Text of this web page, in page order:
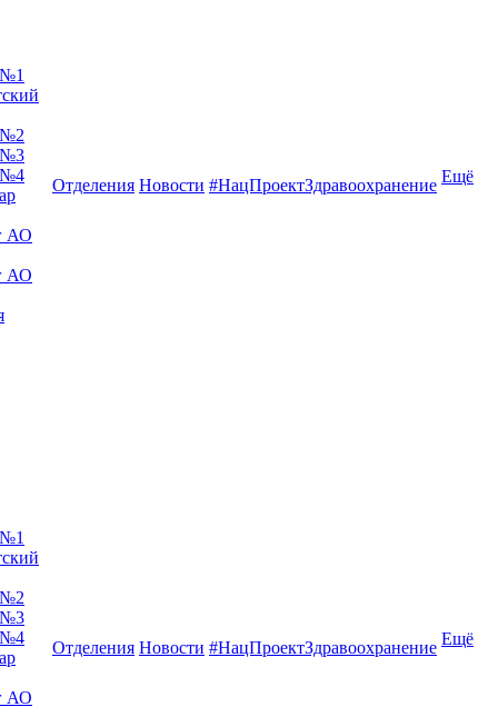
№2
№3
№4
АО
АО
Отделения Новости #НацПроектЗдравоохранение Ещё
№2
№3
№4
АО
Отделения Новости #НацПроектЗдравоохранение Ещё